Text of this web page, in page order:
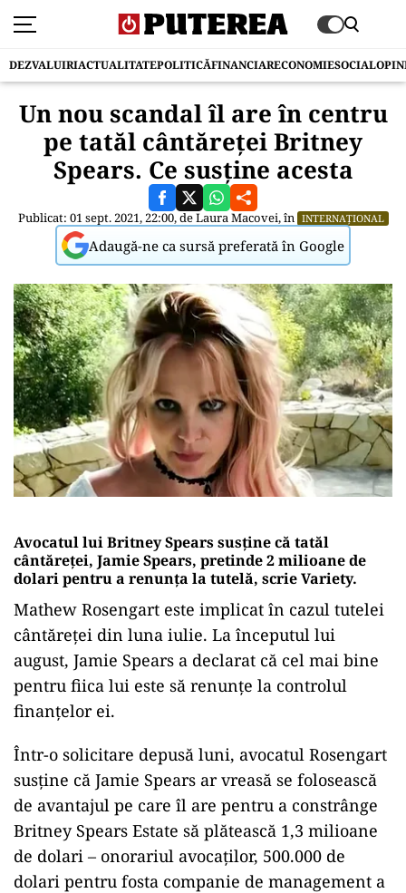
DEZVALUIRIACTUALITATEPOLITICĂFINANCIARECONOMIESOCIAL
Un nou scandal îl are în centru
pe tatăl cântăreței Britney
Spears. Ce susține acesta
Publicat: 01 sept. 2021, 22:00, deLaura Macovei, în INTERNAȚIONAL
Adaugă-ne ca sursă preferată în Google
Avocatul lui Britney Spears susţine că tatăl
cântăreţei, Jamie Spears, pretinde 2 milioane de
dolari pentru a renunţa la tutelă, scrie Variety.
Mathew Rosengart este implicat în cazul tutelei
cântăreţei din luna iulie. La începutul lui
august, Jamie Spears a declarat că cel mai bine
pentru fiica lui este să renunţe la controlul
finanţelor ei.
Într-o solicitare depusă luni, avocatul Rosengart
susţine că Jamie Spears ar vreasă se folosească
de avantajul pe care îl are pentru a constrânge
Britney Spears Estate să plătească 1,3 milioane
de dolari – onorariul avocaţilor, 500.000 de
dolari pentru fosta companie de management a